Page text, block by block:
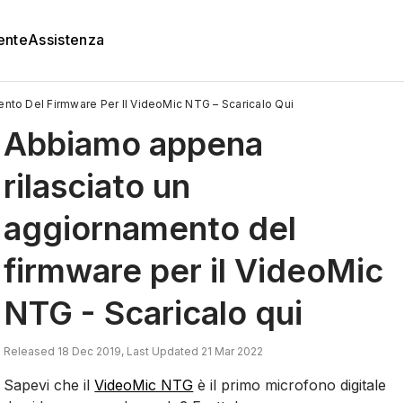
Assistenza
Del Firmware Per Il VideoMic NTG – Scaricalo Qui
Abbiamo appena
rilasciato un
aggiornamento del
firmware per il VideoMic
NTG - Scaricalo qui
Released 18 Dec 2019, Last Updated 21 Mar 2022
Sapevi che ilVideoMic NTG è il primo microfono digitale